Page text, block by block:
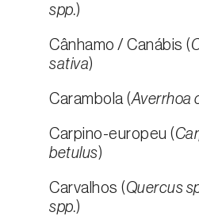
spp.)
Cânhamo / Canábis (
sativa)
Carambola (Averrhoa
Carpino-europeu (
betulus)
Carvalhos (Quercus
spp.)